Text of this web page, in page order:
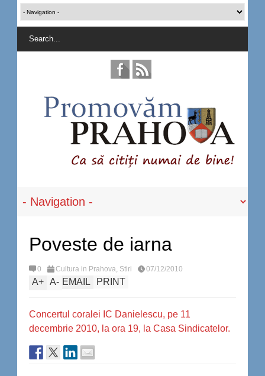
Poveste de iarna
0 Cultura in Prahova, Stiri 07/12/2010
A+ A- EMAIL PRINT
Concertul coralei IC Danielescu, pe 11
decembrie 2010, la ora 19, la Casa Sindicatelor.